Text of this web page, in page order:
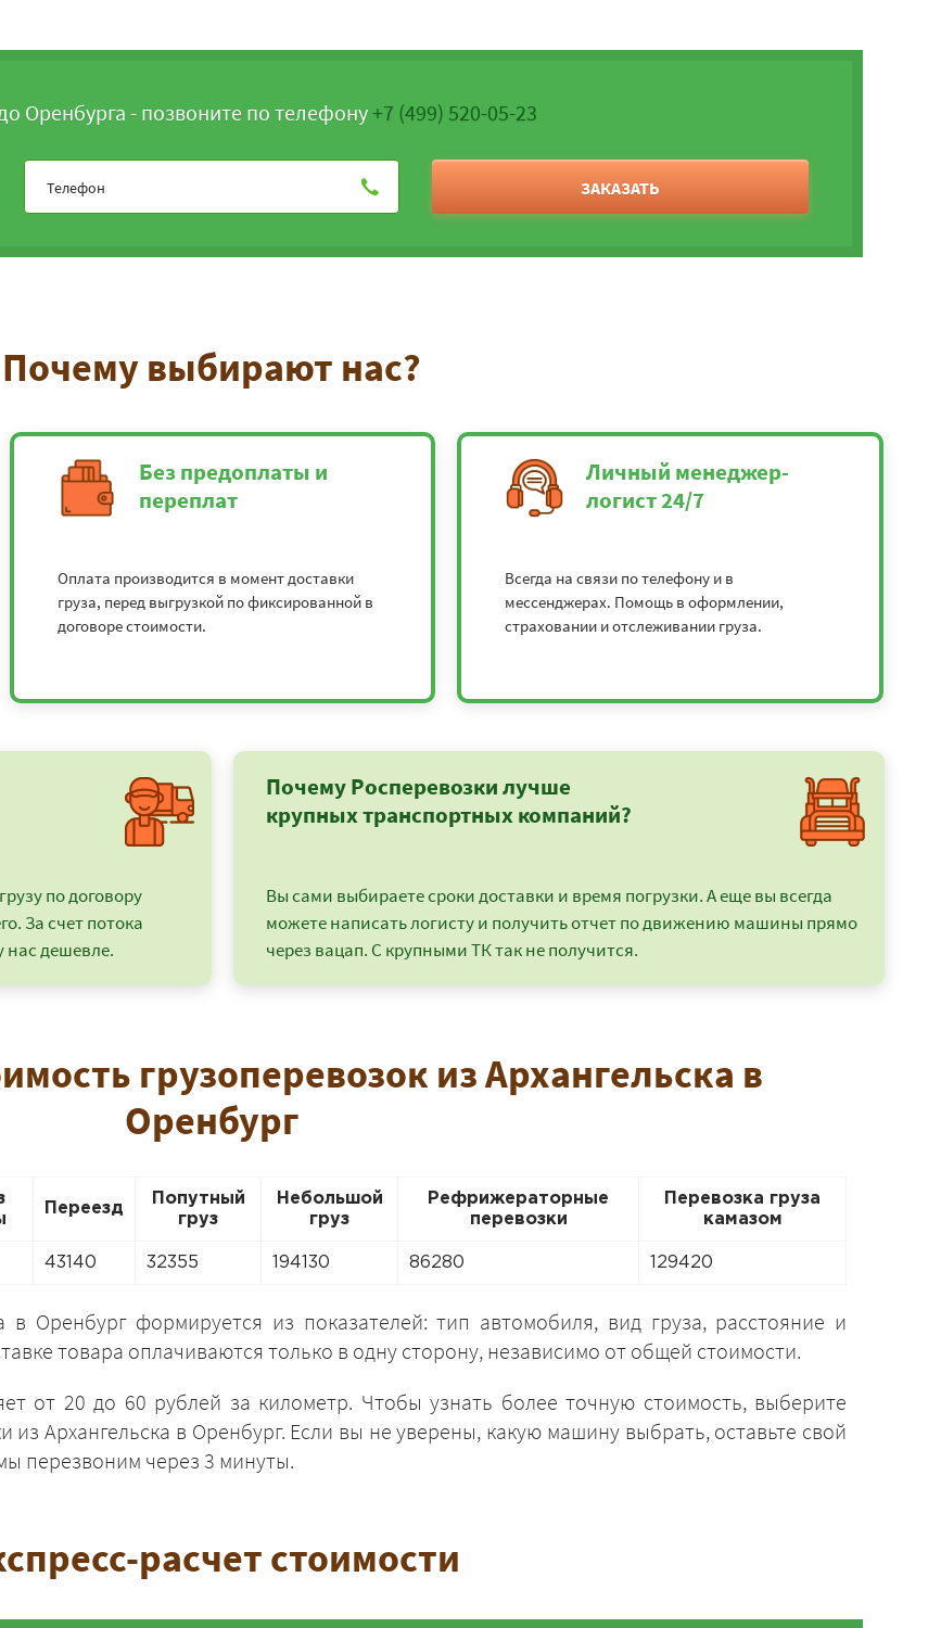
Оренбурга - позвоните по телефону+7 (499) 520-05-23
ЗАКАЗАТЬ
Почему выбирают нас?
Без предоплаты и
переплат
Оплата производится в момент доставки
груза, перед выгрузкой по фиксированной в
договоре стоимости.
Личный менеджер-
логист 24/7
Всегда на связи по телефону и в
мессенджерах. Помощь в оформлении,
страховании и отслеживании груза.
по договору
За счет потока
нас дешевле.
Почему Росперевозки лучше
крупных транспортных компаний?
Вы сами выбираете сроки доставки и время погрузки. А еще вы всегда
можете написать логисту и получить отчет по движению машины прямо
через вацап. С крупными ТК так не получится.
грузоперевозок из Архангельска в
Оренбург
Переезд
Попутный
груз
Небольшой
груз
Рефрижераторные
перевозки
Перевозка груза
камазом
43140 32355 194130 86280 129420
в Оренбург формируется из показателей: тип автомобиля, вид груза, расстояние и
товара оплачиваются только в одну сторону, независимо от общей стоимости.
от 20 до 60 рублей за километр. Чтобы узнать более точную стоимость, выберите
Архангельска в Оренбург. Если вы не уверены, какую машину выбрать, оставьте свой
перезвоним через 3 минуты.
расчет стоимости
+7 (499) 520-05-23
ЗАКАЗАТЬ